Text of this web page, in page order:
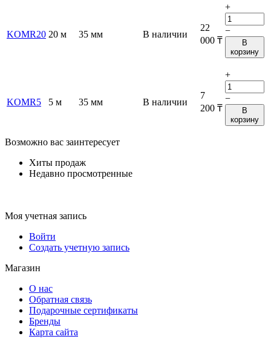
KOMR20 20 м 35 мм В наличии
22
000 ₸
+
−
В
корзину
KOMR5 5 м 35 мм В наличии
7
200 ₸
+
−
В
корзину
Возможно вас заинтересует
Хиты продаж
Недавно просмотренные
Моя учетная запись
Войти
Создать учетную запись
Магазин
О нас
Обратная связь
Подарочные сертификаты
Бренды
Карта сайта